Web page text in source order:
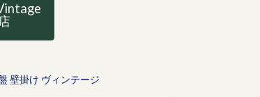
壁掛け ヴィンテージ